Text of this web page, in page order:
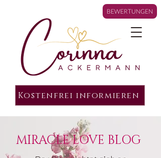
Kostenfrei informieren
MIRACLE LOVE BLOG
BEWERTUNGEN